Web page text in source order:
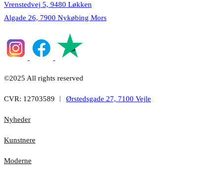
Vrenstedvej 5, 9480 Løkken
Algade 26, 7900 Nykøbing Mors
©2025 All rights reserved
CVR: 12703589 ︱ Ørstedsgade 27, 7100 Vejle
Nyheder
Kunstnere
Moderne